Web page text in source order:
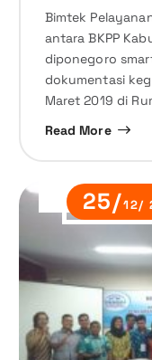
Bimtek
antara BKPP
diponegoro
dokumentasi
Maret 2019 di
Read More
25/12/